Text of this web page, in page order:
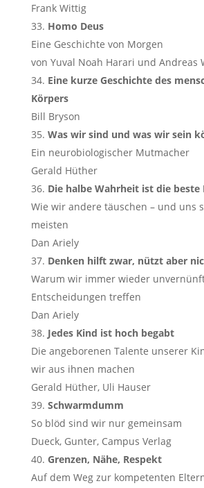
Frank Wittig
Homo Deus
Eine Geschichte von Morgen
von Yuval Noah Harari und Andreas
Eine kurze Geschichte des
Körpers
Bill Bryson
Was wir sind und was wir sein
Ein neurobiologischer Mutmacher
Gerald Hüther
Die halbe Wahrheit ist die beste
Wie wir andere täuschen – und uns
meisten
Dan Ariely
Denken hilft zwar, nützt aber
Warum wir immer wieder
Entscheidungen treffen
Dan Ariely
Jedes Kind ist hoch begabt
Die angeborenen Talente unserer
wir aus ihnen machen
Gerald Hüther, Uli Hauser
Schwarmdumm
So blöd sind wir nur gemeinsam
Dueck, Gunter, Campus Verlag
Grenzen, Nähe, Respekt
Auf dem Weg zur kompetenten